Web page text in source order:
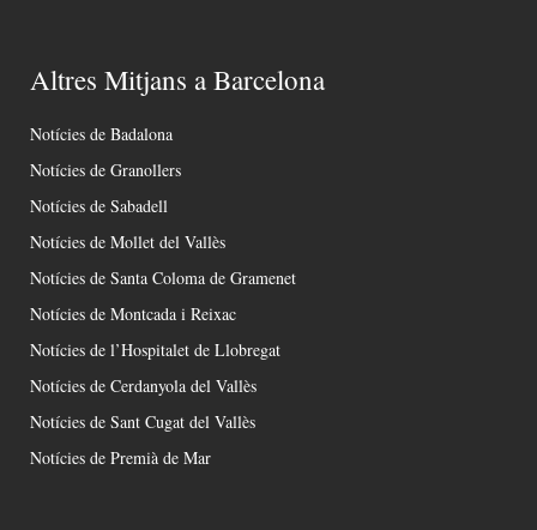
Altres Mitjans a Barcelona
Notícies de Badalona
Notícies de Granollers
Notícies de Sabadell
Notícies de Mollet del Vallès
Notícies de Santa Coloma de Gramenet
Notícies de Montcada i Reixac
Notícies de l’Hospitalet de Llobregat
Notícies de Cerdanyola del Vallès
Notícies de Sant Cugat del Vallès
Notícies de Premià de Mar